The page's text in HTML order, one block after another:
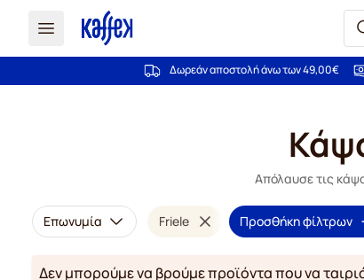
Δωρεάν αποστολή άνω των 49,00€
Απόλαυσε τις
Επωνυμία Friele Προσθήκη φίλτρων
Δεν μπορούμε να βρούμε προϊόντα που να